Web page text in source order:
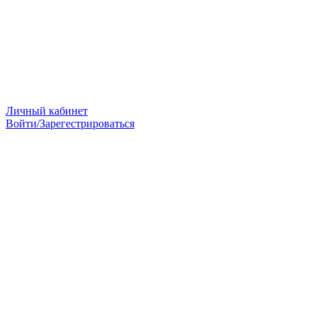
Личный кабинет
Войти/Зарегестрироваться